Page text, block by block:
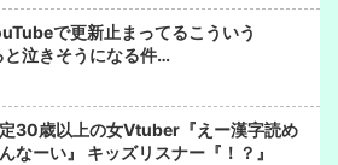
で更新止まってるこういう
泣きそうになる件…
定30歳以上の女Vtuber『えー漢字読め
なーい』 キッズリスナー『！？』